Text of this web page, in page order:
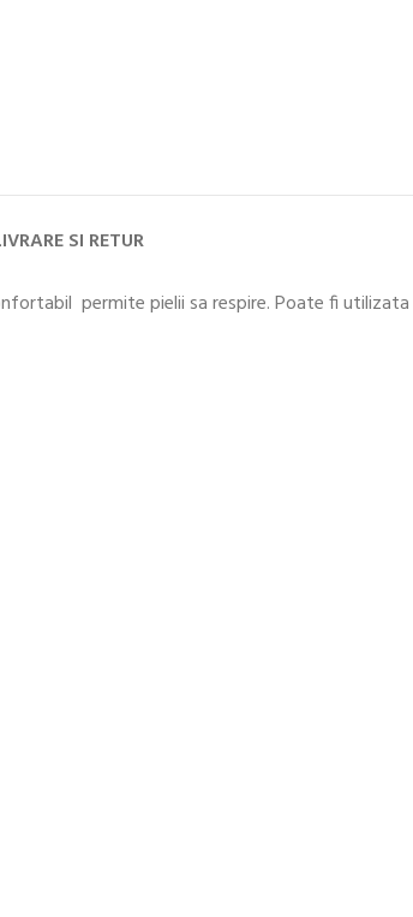
SI RETUR
permite pielii sa respire. Poate fi